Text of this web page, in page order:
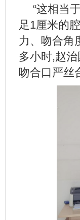
“这相当
足1厘米的
力、吻合角
多小时,赵
吻合口严丝